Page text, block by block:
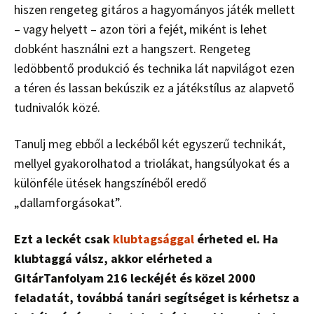
hiszen rengeteg gitáros a hagyományos játék mellett
– vagy helyett – azon töri a fejét, miként is lehet
dobként használni ezt a hangszert. Rengeteg
ledöbbentő produkció és technika lát napvilágot ezen
a téren és lassan bekúszik ez a játékstílus az alapvető
tudnivalók közé.
Tanulj meg ebből a leckéből két egyszerű technikát,
mellyel gyakorolhatod a triolákat, hangsúlyokat és a
különféle ütések hangszínéből eredő
„dallamforgásokat”.
Ezt a leckét csak klubtagsággal érheted el. Ha
klubtaggá válsz, akkor elérheted a
GitárTanfolyam 216 leckéjét és közel 2000
feladatát, továbbá tanári segítséget is kérhetsz a